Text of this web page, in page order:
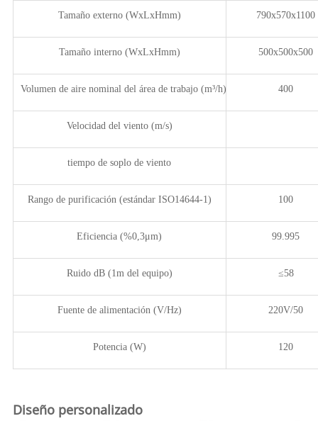
Tamaño externo (WxLxHmm) 790x570x1100
Tamaño interno (WxLxHmm) 500x500x500
Volumen de aire nominal del área de trabajo (m³/h) 400
Velocidad del viento (m/s)
tiempo de soplo de viento
Rango de purificación (estándar ISO14644-1) 100
Eficiencia (%0,3μm) 99.995
Ruido dB (1m del equipo) ≤58
Fuente de alimentación (V/Hz) 220V/50
Potencia (W) 120
Diseño personalizado